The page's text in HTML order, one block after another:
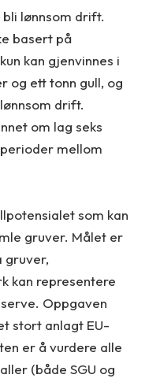
lønnsom drift.
basert på
kan gjenvinnes i
og ett tonn gull, og
drift.
om lag seks
mellom
som kan
gruver. Målet er
gruver,
kan representere
Oppgaven
stort anlagt EU-
er å vurdere alle
(både SGU og